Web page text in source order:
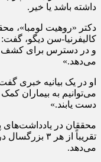
داشته باشد یا خیر.
دکتر «روهیت لومبا»،
کالیفرنیا-سن دیگو،
و در دسترس برای کشف
می‌دهد.»
او در یک بیانیه خبری
می‌توانیم به بیماران
دست یابند.»
محققان در یادداشت‌های
می‌دهد.